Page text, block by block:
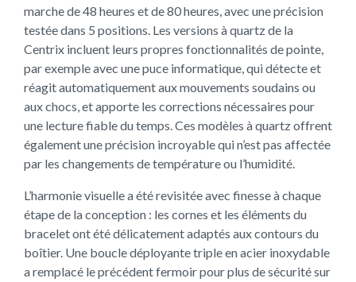
marche de 48 heures et de 80 heures, avec une précision
testée dans 5 positions. Les versions à quartz de la
Centrix incluent leurs propres fonctionnalités de pointe,
par exemple avec une puce informatique, qui détecte et
réagit automatiquement aux mouvements soudains ou
aux chocs, et apporte les corrections nécessaires pour
une lecture fiable du temps. Ces modèles à quartz offrent
également une précision incroyable qui n’est pas affectée
par les changements de température ou l’humidité.
L’harmonie visuelle a été revisitée avec finesse à chaque
étape de la conception : les cornes et les éléments du
bracelet ont été délicatement adaptés aux contours du
boîtier. Une boucle déployante triple en acier inoxydable
a remplacé le précédent fermoir pour plus de sécurité sur